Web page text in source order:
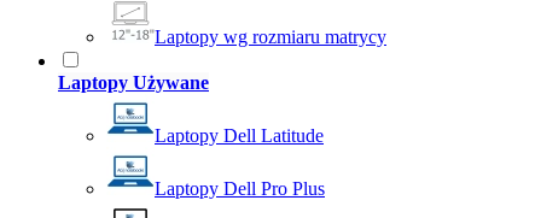
Laptopy wg rozmiaru matrycy
Laptopy Używane
Laptopy Dell Latitude
Laptopy Dell Pro Plus